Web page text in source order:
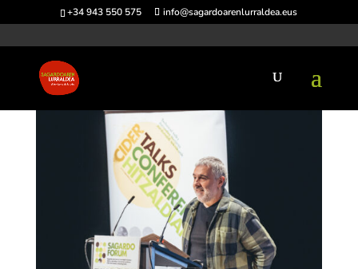
+34 943 550 575 info@sagardoarenlurraldea.eus